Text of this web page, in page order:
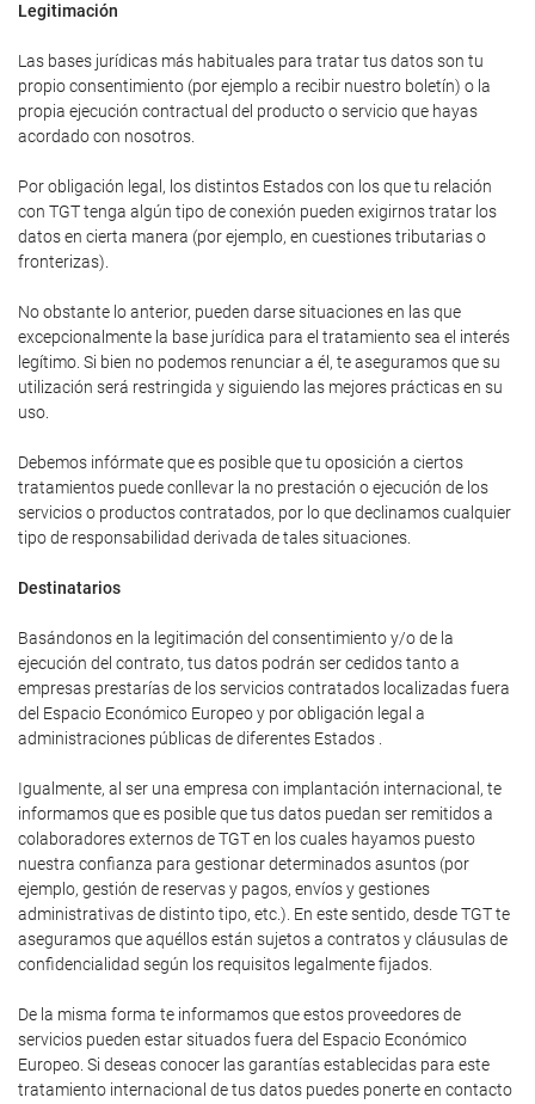
Legitimación
Las bases jurídicas más habituales para tratar tus datos son tu
propio consentimiento (por ejemplo a recibir nuestro boletín) o la
propia ejecución contractual del producto o servicio que hayas
acordado con nosotros.
Por obligación legal, los distintos Estados con los que tu relación
con TGT tenga algún tipo de conexión pueden exigirnos tratar los
datos en cierta manera (por ejemplo, en cuestiones tributarias o
fronterizas).
No obstante lo anterior, pueden darse situaciones en las que
excepcionalmente la base jurídica para el tratamiento sea el interés
legítimo. Si bien no podemos renunciar a él, te aseguramos que su
utilización será restringida y siguiendo las mejores prácticas en su
uso.
Debemos infórmate que es posible que tu oposición a ciertos
tratamientos puede conllevar la no prestación o ejecución de los
servicios o productos contratados, por lo que declinamos cualquier
tipo de responsabilidad derivada de tales situaciones.
Destinatarios
Basándonos en la legitimación del consentimiento y/o de la
ejecución del contrato, tus datos podrán ser cedidos tanto a
empresas prestarías de los servicios contratados localizadas fuera
del Espacio Económico Europeo y por obligación legal a
administraciones públicas de diferentes Estados .
Igualmente, al ser una empresa con implantación internacional, te
informamos que es posible que tus datos puedan ser remitidos a
colaboradores externos de TGT en los cuales hayamos puesto
nuestra confianza para gestionar determinados asuntos (por
ejemplo, gestión de reservas y pagos, envíos y gestiones
administrativas de distinto tipo, etc.). En este sentido, desde TGT te
aseguramos que aquéllos están sujetos a contratos y cláusulas de
confidencialidad según los requisitos legalmente fijados.
De la misma forma te informamos que estos proveedores de
servicios pueden estar situados fuera del Espacio Económico
Europeo. Si deseas conocer las garantías establecidas para este
tratamiento internacional de tus datos puedes ponerte en contacto